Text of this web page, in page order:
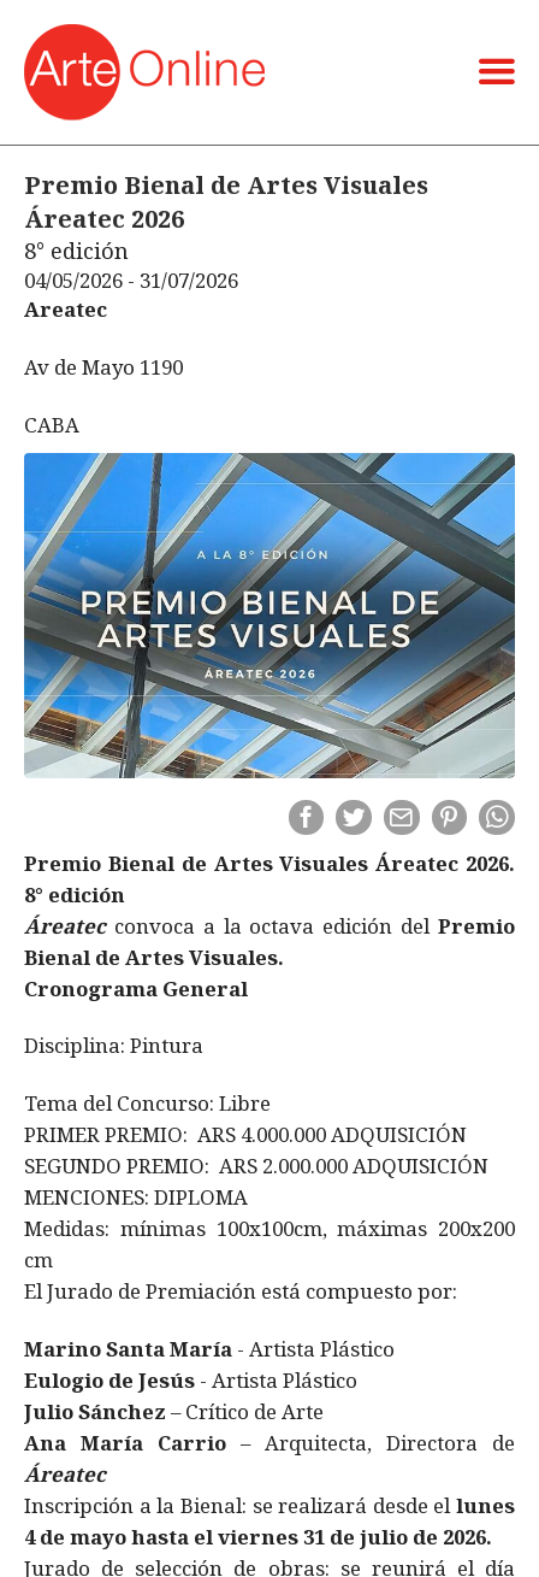
Premio Bienal de Artes Visuales
Áreatec 2026
8° edición
04/05/2026 - 31/07/2026
Areatec
Av de Mayo 1190
CABA
Premio Bienal de Artes Visuales Áreatec 2026.
8° edición
Áreatecconvoca a la octava edición del Premio
Bienal de Artes Visuales.
Cronograma General
Disciplina: Pintura
Tema del Concurso: Libre
PRIMER PREMIO: ARS 4.000.000 ADQUISICIÓN
SEGUNDO PREMIO: ARS 2.000.000 ADQUISICIÓN
MENCIONES: DIPLOMA
Medidas: mínimas 100x100cm, máximas 200x200
cm
​El Jurado de Premiación está compuesto por:
Marino Santa María - Artista Plástico
Eulogio de Jesús - Artista Plástico
Julio Sánchez – Crítico de Arte
Ana María Carrio – Arquitecta, Directora de
Áreatec
​Inscripción a la Bienal: se realizará desde ellunes
4 de mayo hasta el viernes 31 de julio de 2026.
Jurado de selección de obras: se reunirá el día